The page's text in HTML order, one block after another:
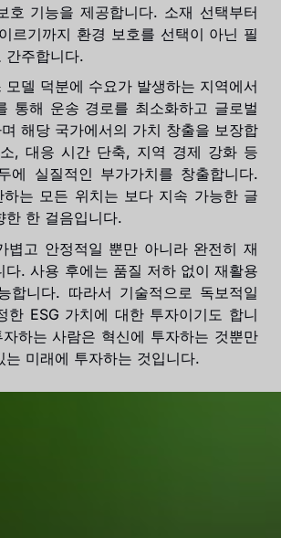
호 기능을 제공합니다. 소재 선택부터
르기까지 환경 보호를 선택이 아닌 필
간주합니다.
모델 덕분에 수요가 발생하는 지역에서
통해 운송 경로를 최소화하고 글로벌
해당 국가에서의 가치 창출을 보장합
, 대응 시간 단축, 지역 경제 강화 등
에 실질적인 부가가치를 창출합니다.
하는 모든 위치는 보다 지속 가능한 글
한 한 걸음입니다.
볍고 안정적일 뿐만 아니라 완전히 재
다. 사용 후에는 품질 저하 없이 재활용
합니다. 따라서 기술적으로 독보적일
한 ESG 가치에 대한 투자이기도 합니
하는 사람은 혁신에 투자하는 것뿐만
는 미래에 투자하는 것입니다.